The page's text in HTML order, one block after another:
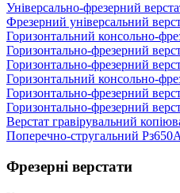
Універсально-фрезерний
Фрезерний універсальний
Горизонтальний консольно-
Горизонтально-фрезерний
Горизонтально-фрезерний
Горизонтальний консольно-
Горизонтально-фрезерний
Горизонтально-фрезерний
Верстат гравірувальний
Поперечно-стругальний
Фрезерні верстати